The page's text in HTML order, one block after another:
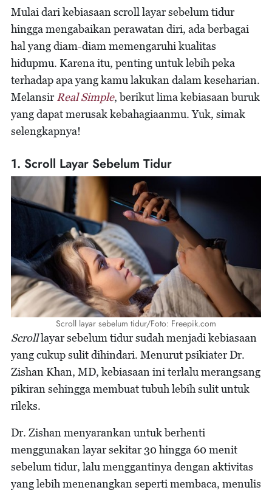
Mulai dari kebiasaan scroll layar sebelum tidur
hingga mengabaikan perawatan diri, ada berbagai
hal yang diam-diam memengaruhi kualitas
hidupmu. Karena itu, penting untuk lebih peka
terhadap apa yang kamu lakukan dalam keseharian.
Melansir Real Simple, berikut lima kebiasaan buruk
yang dapat merusak kebahagiaanmu. Yuk, simak
selengkapnya!
1. Scroll Layar Sebelum Tidur
Scroll layar sebelum tidur/Foto: Freepik.com
Scrolllayar sebelum tidur sudah menjadi kebiasaan
yang cukup sulit dihindari. Menurut psikiater Dr.
Zishan Khan, MD, kebiasaan ini terlalu merangsang
pikiran sehingga membuat tubuh lebih sulit untuk
rileks.
Dr. Zishan menyarankan untuk berhenti
menggunakan layar sekitar 30 hingga 60 menit
sebelum tidur, lalu menggantinya dengan aktivitas
yang lebih menenangkan seperti membaca, menulis